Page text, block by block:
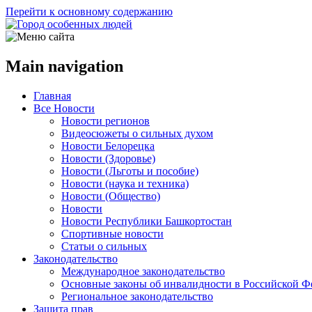
Перейти к основному содержанию
Main navigation
Главная
Все Новости
Новости регионов
Видеосюжеты о сильных духом
Новости Белорецка
Новости (Здоровье)
Новости (Льготы и пособие)
Новости (наука и техника)
Новости (Общество)
Новости
Новости Республики Башкортостан
Спортивные новости
Статьи о сильных
Законодательство
Международное законодательство
Основные законы об инвалидности в Российской
Региональное законодательство
Защита прав